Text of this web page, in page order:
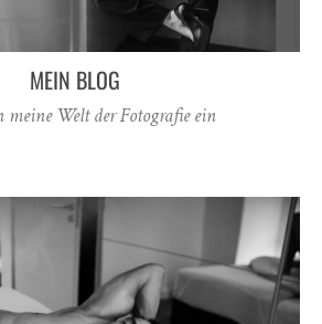
MEIN BLOG
meine Welt der Fotografie ein